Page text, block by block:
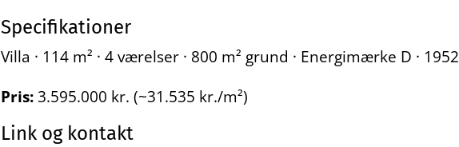
Specifikationer
Villa · 114 m² · 4 værelser · 800 m² grund · Energimærke D · 1952
Pris:3.595.000 kr. (~31.535 kr./m²)
Link og kontakt